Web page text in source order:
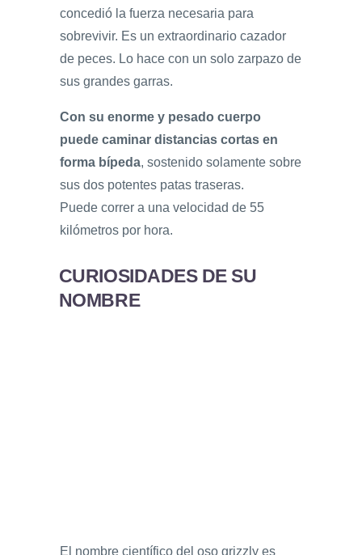
concedió la fuerza necesaria para
sobrevivir. Es un extraordinario cazador
de peces. Lo hace con un solo zarpazo de
sus grandes garras.
Con su enorme y pesado cuerpo
puede caminar distancias cortas en
forma bípeda, sostenido solamente sobre
sus dos potentes patas traseras.
Puede correr a una velocidad de 55
kilómetros por hora.
CURIOSIDADES DE SU
NOMBRE
El nombre científico del oso grizzly es